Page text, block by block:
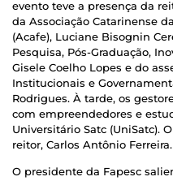
evento teve a presença da
da Associação Catarinense
(Acafe), Luciane Bisognin
Pesquisa, Pós-Graduação,
Gisele Coelho Lopes e do
Institucionais e
Rodrigues. À tarde, os
com empreendedores e
Universitário Satc (UniSatc).
reitor, Carlos Antônio Ferreira.
O presidente da Fapesc